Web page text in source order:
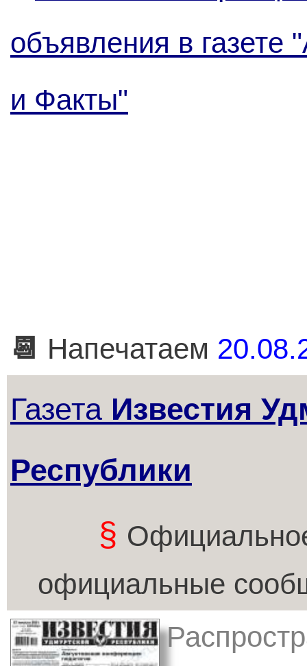
объявления в газете
и Факты"
📆 Напечатаем
Газета Известия
Республики
§
официальные